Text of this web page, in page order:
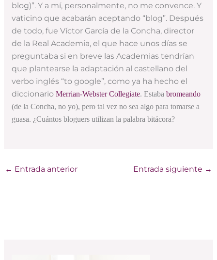
blog)”. Y a mí, personalmente, no me convence. Y
vaticino que acabarán aceptando “blog”. Después
de todo, fue Víctor García de la Concha, director
de la Real Academia, el que hace unos días se
preguntaba si en breve las Academias tendrían
que plantearse la adaptación al castellano del
verbo inglés “to google”, como ya ha hecho el
diccionario Merrian-Webster Collegiate. Estaba bromeando
(de la Concha, no yo), pero tal vez no sea algo para tomarse a
guasa. ¿Cuántos bloguers utilizan la palabra bitácora?
← Entrada anterior Entrada siguiente →